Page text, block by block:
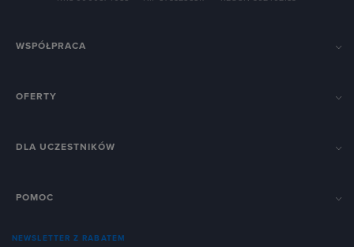
WSPÓŁPRACA
OFERTY
DLA UCZESTNIKÓW
POMOC
NEWSLETTER Z RABATEM